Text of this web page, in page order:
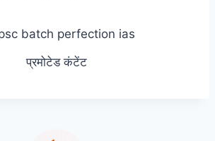
प्रमोटेड कंटेंट